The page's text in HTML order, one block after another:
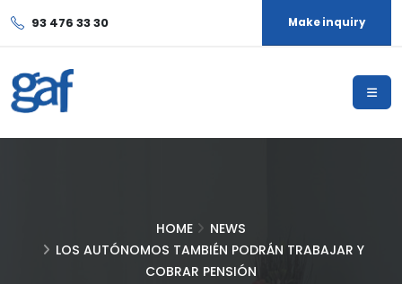
93 476 33 30 Make inquiry
HOME
NEWS
LOS AUTÓNOMOS TAMBIÉN PODRÁN TRABAJAR Y
COBRAR PENSIÓN